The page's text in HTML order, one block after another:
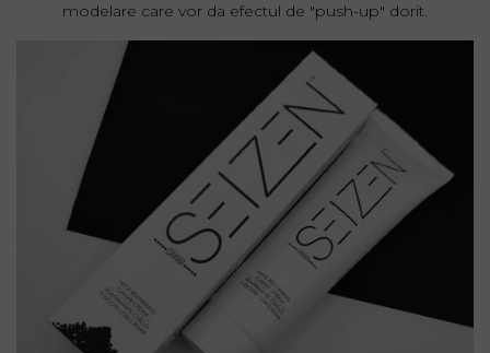
modelare care vor da efectul de "push-up" dorit.